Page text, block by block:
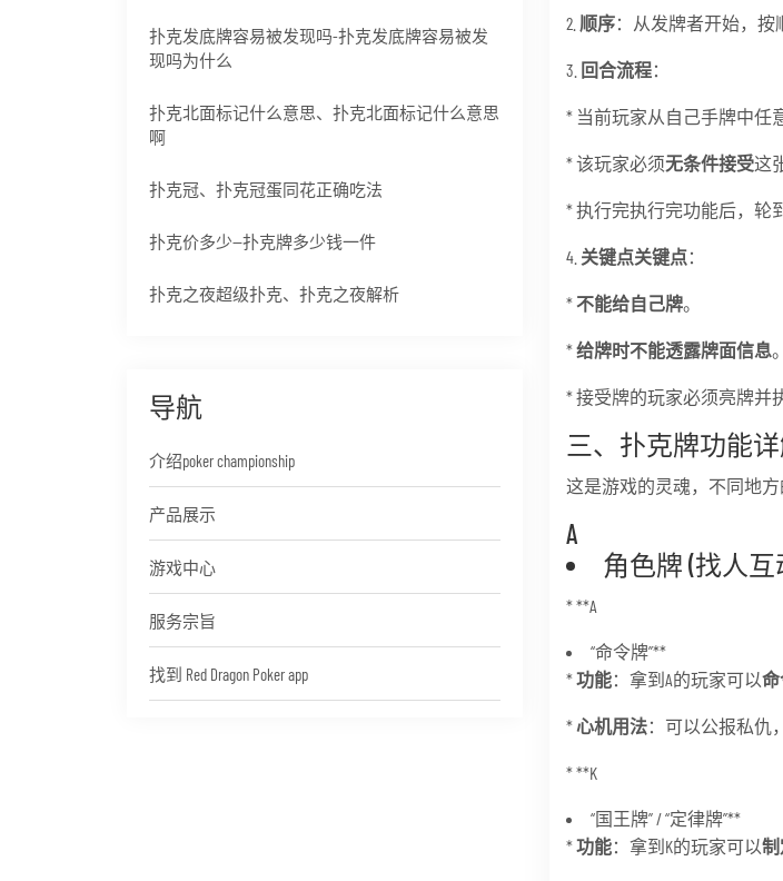
扑克发底牌容易被发现吗-扑克发底牌容易被发
现吗为什么
扑克北面标记什么意思、扑克北面标记什么意思
啊
扑克冠、扑克冠蛋同花正确吃法
扑克价多少—扑克牌多少钱一件
扑克之夜超级扑克、扑克之夜解析
导航
介绍poker championship
产品展示
游戏中心
服务宗旨
找到 Red Dragon Poker app
2. 顺序：从发牌者开始，按
3. 回合流程：
* 当前玩家从自己手牌中任
* 该玩家必须无条件接受这
* 执行完执行完功能后，轮
4. 关键点关键点：
*不能给自己牌。
*给牌时不能透露牌面信息。
* 接受牌的玩家必须亮牌并
三、扑克牌功能
这是游戏的灵魂，不同地
A
角色牌 (找人互
* **A
“命令牌”**
*功能：拿到A的玩家可以
*心机用法：可以公报私仇
* **K
“国王牌” / “定律牌”**
*功能：拿到K的玩家可以制